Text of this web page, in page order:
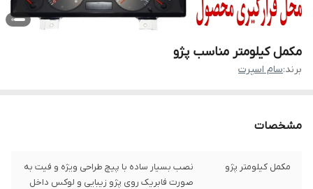
مکمل کیلومتر مناسب پژو
برند:سام اسپرت
مشخصات
مکمل کیلومتر پژو
نصب بسیار ساده با پیچ طراحی ویژه و فیت به
صورت فابریک روی پژو زیبایی و لوکس داخل